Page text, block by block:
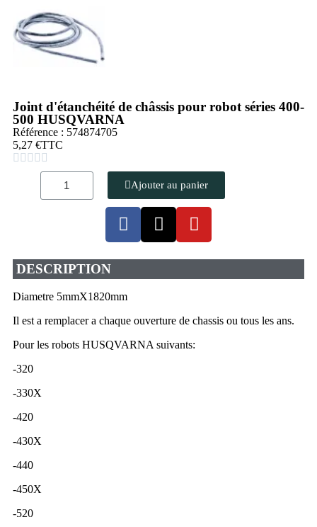
Joint d'étanchéité de châssis pour robot séries 400-
500 HUSQVARNA
Référence : 574874705
5,27 €TTC
    
Ajouter au panier
DESCRIPTION
Diametre 5mmX1820mm
Il est a remplacer a chaque ouverture de chassis ou tous les ans.
Pour les robots HUSQVARNA suivants:
-320
-330X
-420
-430X
-440
-450X
-520